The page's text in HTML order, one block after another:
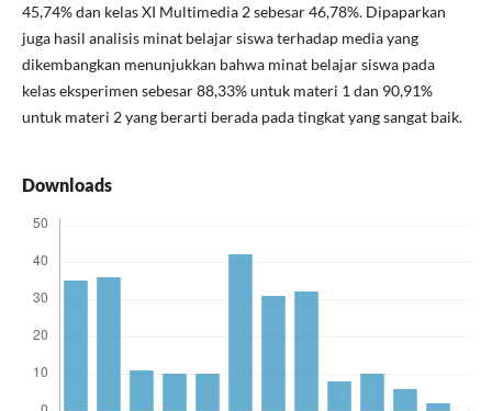
45,74% dan kelas XI Multimedia 2 sebesar 46,78%. Dipaparkan
juga hasil analisis minat belajar siswa terhadap media yang
dikembangkan menunjukkan bahwa minat belajar siswa pada
kelas eksperimen sebesar 88,33% untuk materi 1 dan 90,91%
untuk materi 2 yang berarti berada pada tingkat yang sangat baik.
Downloads